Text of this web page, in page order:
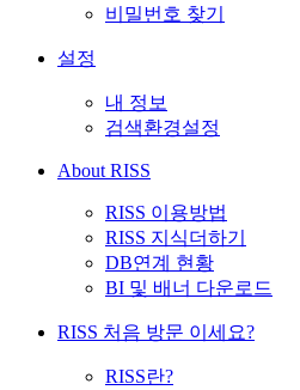
비밀번호 찾기
설정
내 정보
검색환경설정
About RISS
RISS 이용방법
RISS 지식더하기
DB연계 현황
BI 및 배너 다운로드
RISS 처음 방문 이세요?
RISS란?